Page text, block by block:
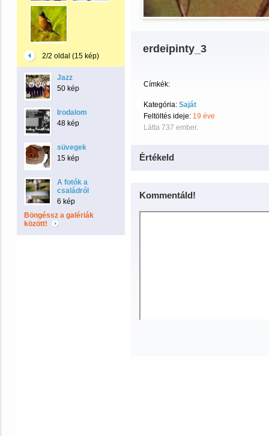
2/2 oldal (15 kép)
Jazz
50 kép
Irodalom
48 kép
süvegek
15 kép
A fotók a
családról
6 kép
Böngéssz a galériák
között!
erdeipinty_3
Címkék:
Kategória: Saját
Feltöltés ideje: 19 éve
Látta 737 ember.
Értékeld
Kommentáld!